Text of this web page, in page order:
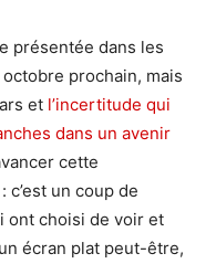
présentée dans les
prochain, mais
et l’incertitude qui
dans un avenir
cette
un coup de
ont choisi de voir et
écran plat peut-être,